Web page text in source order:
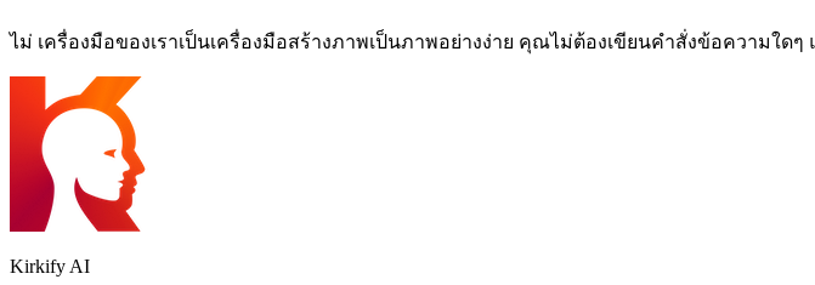
ไม่ เครื่องมือของเราเป็นเครื่องมือสร้างภาพเป็นภาพอย่างง่าย คุณไม่ต้องเขียนคำสั่งข้อความใ
Kirkify AI